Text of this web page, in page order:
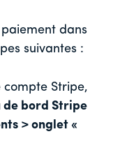
dans
suivantes :
compte Stripe,
de bord Stripe
> onglet «